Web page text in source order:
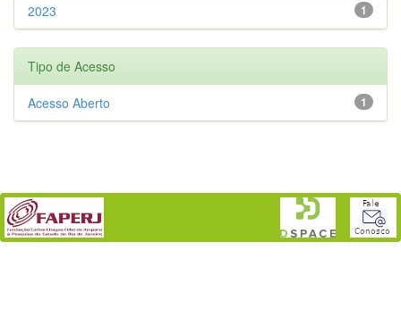
1
2023
Tipo de Acesso
1
Acesso Aberto